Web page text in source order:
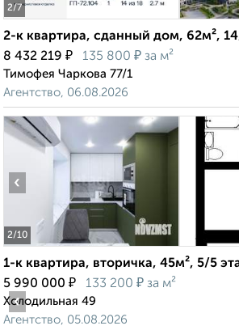
2/7
2-к квартира, сданный дом, 62м²,
8 432 219 ₽ 135 800 ₽ за м²
Тимофея Чаркова 77/1
Агентство, 06.08.2026
2/10
‹
1-к квартира, вторичка, 45м², 5/5
5 990 000 ₽ 133 200 ₽ за м²
Холодильная 49
Агентство, 05.08.2026
‹